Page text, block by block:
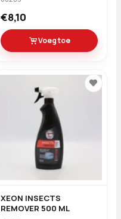
€8,10
Voeg toe
XEON INSECTS
REMOVER 500 ML